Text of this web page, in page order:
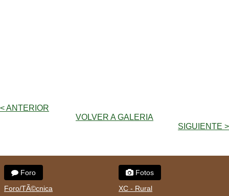
< ANTERIOR
VOLVER A GALERIA
SIGUIENTE >
Foro
Foro/TÃ©cnica
Fotos
XC - Rural